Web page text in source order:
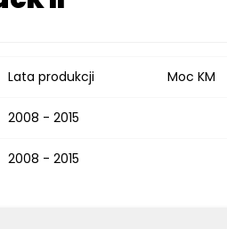
Lata produkcji Moc KM
2008 - 2015
2008 - 2015